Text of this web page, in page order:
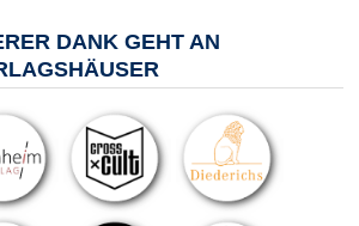
DANK GEHT AN